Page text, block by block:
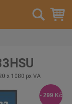
x 1080 px VA
- 299 Kč